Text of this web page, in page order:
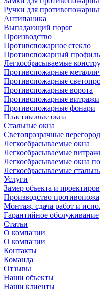
Ручки для
Антипаника
Выпадающий порог
Производство
Противопожарное стекло
Противопожарный профиль
Легкосбрасываемые
Противопожарные
Противопожарные
Противопожарные ворота
Противопожарные витражи
Противопожарные фонари
Пластиковые окна
Стальные окна
Светопрозрачные
Легкосбрасываемые окна
Легкосбрасываемые
Легкосбрасываемые окна
Легкосбрасываемые
Услуги
Замер объекта и
Производство
Монтаж, сдача работ и
Гарантийное обслуживание
Статьи
О компании
О компании
Контакты
Команда
Отзывы
Наши объекты
Наши клиенты